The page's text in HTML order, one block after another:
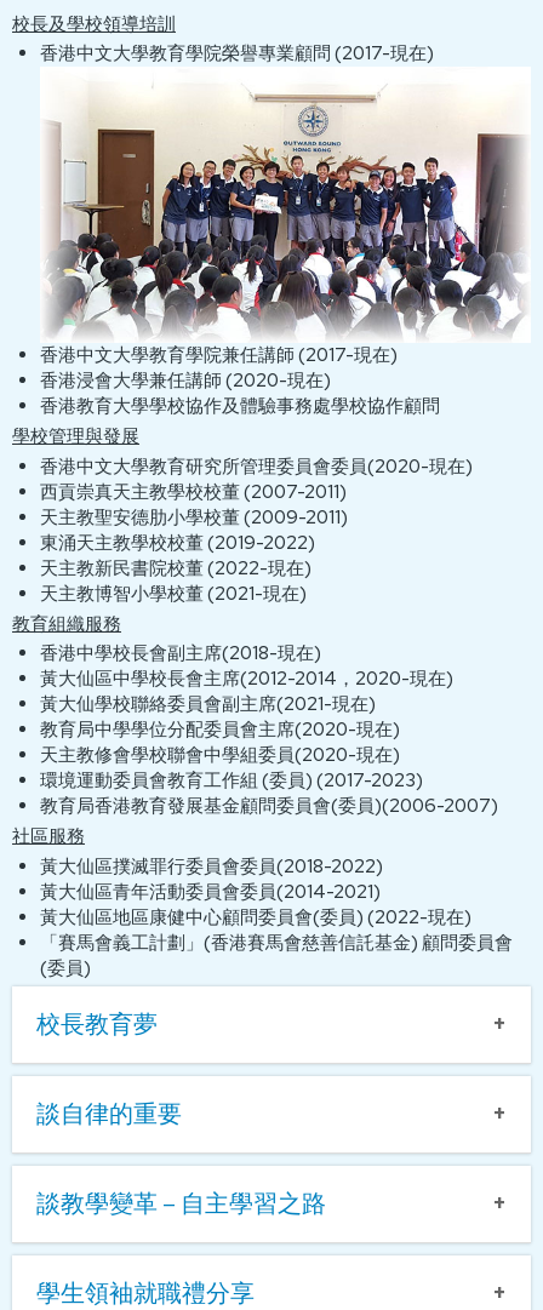
校長及學校領導培訓
香港中文大學教育學院榮譽專業顧問 (2017-現在)
香港中文大學教育學院兼任講師 (2017-現在)
香港浸會大學兼任講師 (2020-現在)
香港教育大學學校協作及體驗事務處學校協作顧問
學校管理與發展
香港中文大學教育研究所管理委員會委員(2020-現在)
西貢崇真天主教學校校董 (2007-2011)
天主教聖安德肋小學校董 (2009-2011)
東涌天主教學校校董 (2019-2022)
天主教新民書院校董 (2022-現在)
天主教博智小學校董 (2021-現在)
教育組織服務
香港中學校長會副主席(2018-現在)
黃大仙區中學校長會主席(2012-2014，2020-現在)
黃大仙學校聯絡委員會副主席(2021-現在)
教育局中學學位分配委員會主席(2020-現在)
天主教修會學校聯會中學組委員(2020-現在)
環境運動委員會教育工作組 (委員) (2017-2023)
教育局香港教育發展基金顧問委員會(委員)(2006-2007)
社區服務
黃大仙區撲滅罪行委員會委員(2018-2022)
黃大仙區青年活動委員會委員(2014-2021)
黃大仙區地區康健中心顧問委員會(委員) (2022-現在)
「賽馬會義工計劃」(香港賽馬會慈善信託基金) 顧問委員會
(委員)
校長教育夢
校長教育夢
但我確信在某一天、某個關鍵的時刻，他們終會得到啟迪。
1. 教育能培養完善的人，讓人在「德、智、體、群、美」得
談自律的重要
談自律的重要
談教學變革 – 自主學習之路
談教學變革 – 自主學習之路
學生領袖就職禮分享